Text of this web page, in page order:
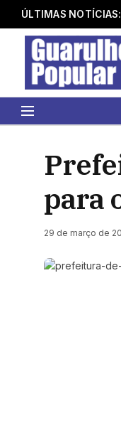
ÚLTIMAS NOTÍCIAS:
para
29 de março de